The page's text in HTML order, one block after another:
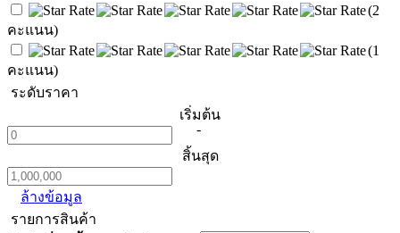
(2
คะแนน)
(1
คะแนน)
ระดับราคา
เริ่มต้น
สิ้นสุด
-
ล้างข้อมูล
รายการสินค้า